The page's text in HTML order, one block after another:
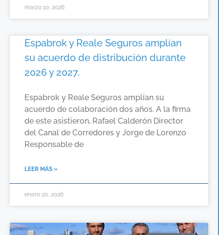
marzo 10, 2026
Espabrok y Reale Seguros amplían
su acuerdo de distribución durante
2026 y 2027.
Espabrok y Reale Seguros amplían su
acuerdo de colaboración dos años. A la firma
de este asistieron, Rafael Calderón Director
del Canal de Corredores y Jorge de Lorenzo
Responsable de
LEER MÁS »
enero 20, 2026